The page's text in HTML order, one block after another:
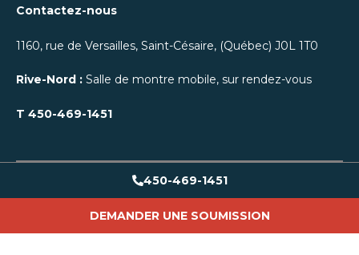
Contactez-nous
1160, rue de Versailles, Saint-Césaire, (Québec) J0L 1T0
Rive-Nord : Salle de montre mobile, sur rendez-vous
T 450-469-1451
450-469-1451
DEMANDER UNE SOUMISSION